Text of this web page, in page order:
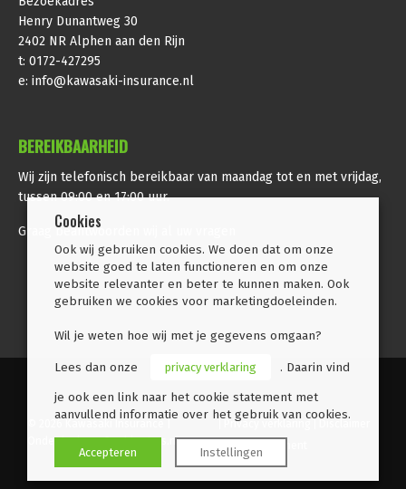
Henry Dunantweg 30
2402 NR Alphen aan den Rijn
t: 0172-427295
e: info@kawasaki-insurance.nl
BEREIKBAARHEID
Wij zijn telefonisch bereikbaar van maandag tot en met vrijdag,
tussen 09:00 en 17:00 uur.
Graag beantwoorden wij al uw vragen
Onderdeel vanCombimotors.nl
Privacy verklaring
Cookiestatement
Cookies
Ook wij gebruiken cookies. We doen dat om onze
website goed te laten functioneren en om onze
website relevanter en beter te kunnen maken. Ook
gebruiken we cookies voor marketingdoeleinden.
Wil je weten hoe wij met je gegevens omgaan?
Lees dan onze privacy verklaring . Daarin vind
je ook een link naar het cookie statement met
aanvullend informatie over het gebruik van cookies.
Accepteren Instellingen